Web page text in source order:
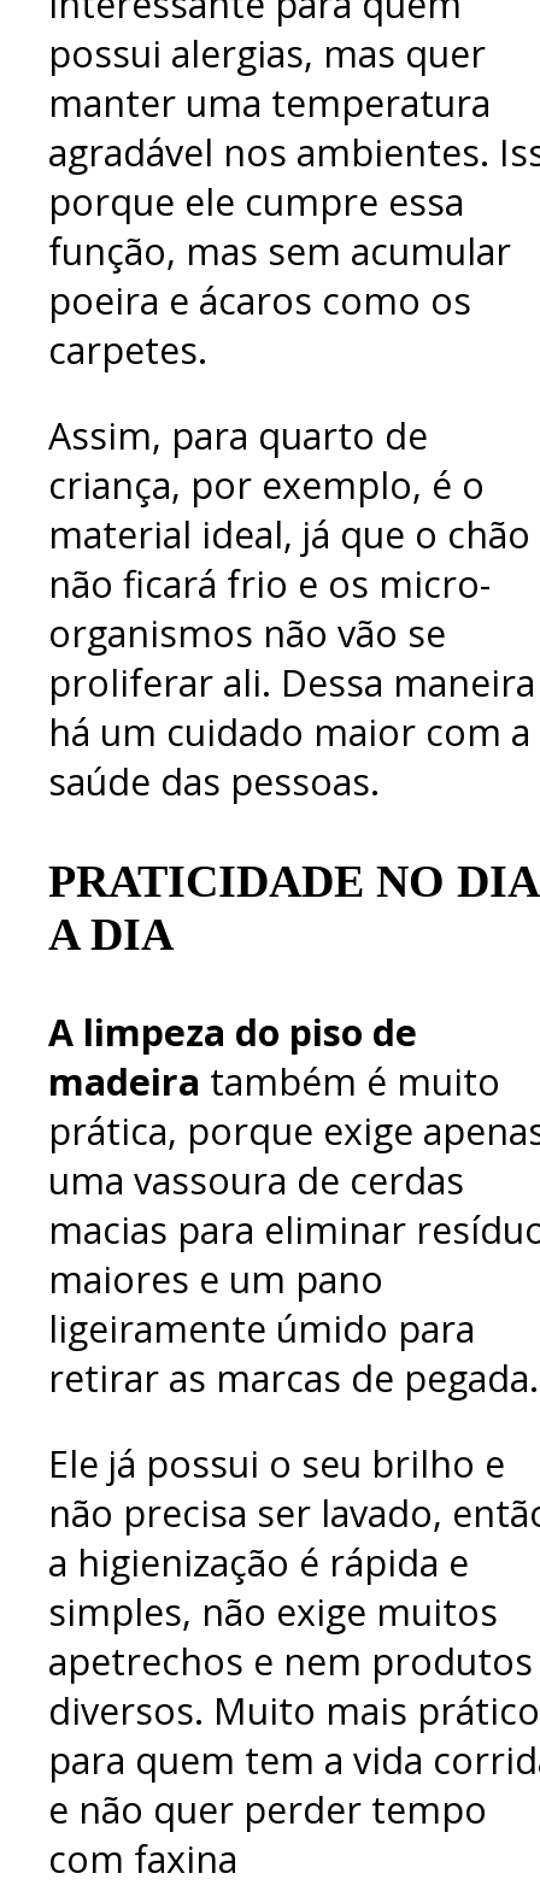
possui alergias, mas quer
manter uma temperatura
agradável nos ambientes.
porque ele cumpre essa
função, mas sem acumular
poeira e ácaros como os
carpetes.
Assim, para quarto de
criança, por exemplo, é o
material ideal, já que o chão
não ficará frio e os micro-
organismos não vão se
proliferar ali. Dessa maneira
há um cuidado maior com a
saúde das pessoas.
PRATICIDADE NO DIA
A DIA
A limpeza do piso de
madeira também é muito
prática, porque exige
uma vassoura de cerdas
macias para eliminar
maiores e um pano
ligeiramente úmido para
retirar as marcas de pegada.
Ele já possui o seu brilho e
não precisa ser lavado,
a higienização é rápida e
simples, não exige muitos
apetrechos e nem produtos
diversos. Muito mais prático
para quem tem a vida
e não quer perder tempo
com faxina